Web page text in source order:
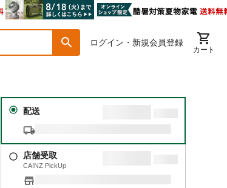
ログイン・新規会員登録
カート
配送
店舗受取
CAINZ PickUp